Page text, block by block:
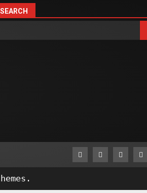
SEARCH
FacebookTwitterLinkedin
VK